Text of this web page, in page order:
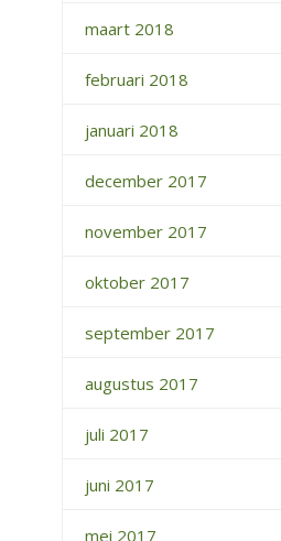
maart 2018
februari 2018
januari 2018
december 2017
november 2017
oktober 2017
september 2017
augustus 2017
juli 2017
juni 2017
mei 2017